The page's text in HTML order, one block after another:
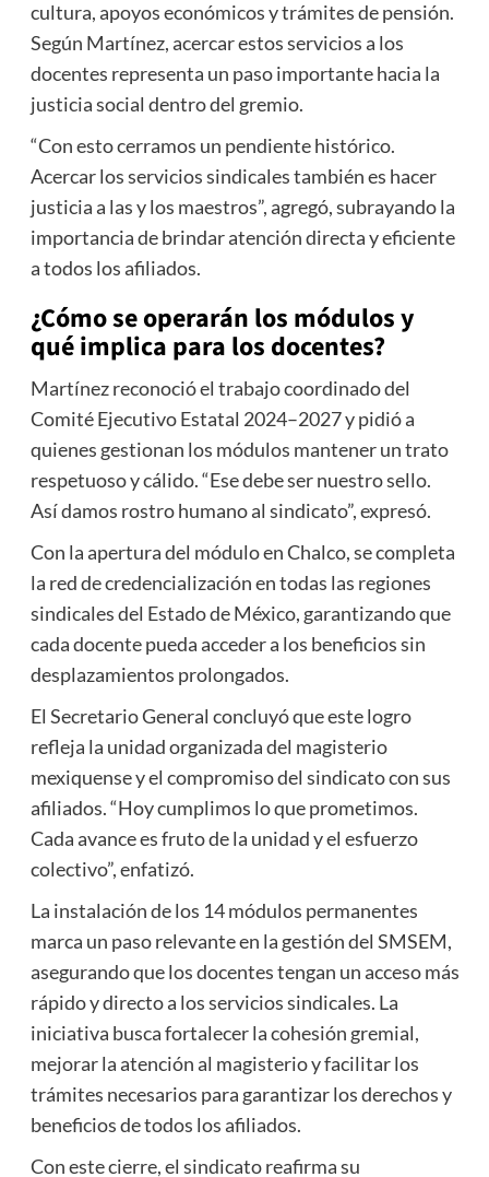
cultura, apoyos económicos y trámites de pensión.
Según Martínez, acercar estos servicios a los
docentes representa un paso importante hacia la
justicia social dentro del gremio.
“Con esto cerramos un pendiente histórico.
Acercar los servicios sindicales también es hacer
justicia a las y los maestros”, agregó, subrayando la
importancia de brindar atención directa y eficiente
a todos los afiliados.
¿Cómo se operarán los módulos y
qué implica para los docentes?
Martínez reconoció el trabajo coordinado del
Comité Ejecutivo Estatal 2024–2027 y pidió a
quienes gestionan los módulos mantener un trato
respetuoso y cálido. “Ese debe ser nuestro sello.
Así damos rostro humano al sindicato”, expresó.
Con la apertura del módulo en Chalco, se completa
la red de credencialización en todas las regiones
sindicales del Estado de México, garantizando que
cada docente pueda acceder a los beneficios sin
desplazamientos prolongados.
El Secretario General concluyó que este logro
refleja la unidad organizada del magisterio
mexiquense y el compromiso del sindicato con sus
afiliados. “Hoy cumplimos lo que prometimos.
Cada avance es fruto de la unidad y el esfuerzo
colectivo”, enfatizó.
La instalación de los 14 módulos permanentes
marca un paso relevante en la gestión del SMSEM,
asegurando que los docentes tengan un acceso más
rápido y directo a los servicios sindicales. La
iniciativa busca fortalecer la cohesión gremial,
mejorar la atención al magisterio y facilitar los
trámites necesarios para garantizar los derechos y
beneficios de todos los afiliados.
Con este cierre, el sindicato reafirma su